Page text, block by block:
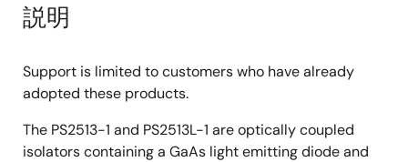
説明
Support is limited to customers who have already
adopted these products.
The PS2513-1 and PS2513L-1 are optically coupled
isolators containing a GaAs light emitting diode and